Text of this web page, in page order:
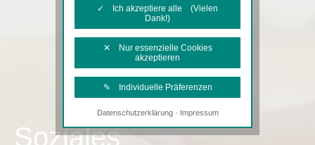
Soziales
✓ Ich akzeptiere alle (Vielen
Dank!)
✕ Nur essenzielle Cookies
akzeptieren
✎ Individuelle Präferenzen
Notwendige Cookies
Diese Cookies sind erforderlich, um die
grundlegende Funktionalität der Website
Datenschutzerklärung· Impressum